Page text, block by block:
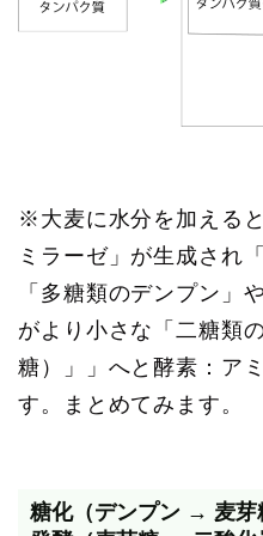
※大麦に水分を加える
ミラーゼ」が生成され
「多糖類のデンプン」
がより小さな「二糖類
糖）」」へと酵素：ア
す。まとめてみます。
糖化（デンプン → 麦芽